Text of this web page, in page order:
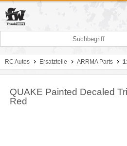
RC Autos Ersatzteile ARRMA Parts
QUAKE Painted Decaled
Red